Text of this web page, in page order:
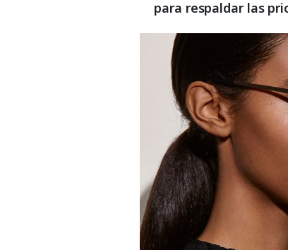
para respaldar las